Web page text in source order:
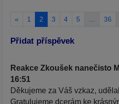
« 1 2 3 4 5 36
Přidat příspěvek
Reakce Zkoušek nanečisto
16:51
Děkujeme za Váš vzkaz,
Gratulujeme dcerám ke